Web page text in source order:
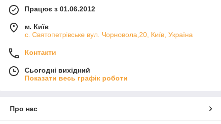
Працює з 01.06.2012
м. Київ
с. Святопетрівське вул. Чорновола,20, Київ, Україна
Контакти
Сьогодні вихідний
Показати весь графік роботи
Про нас